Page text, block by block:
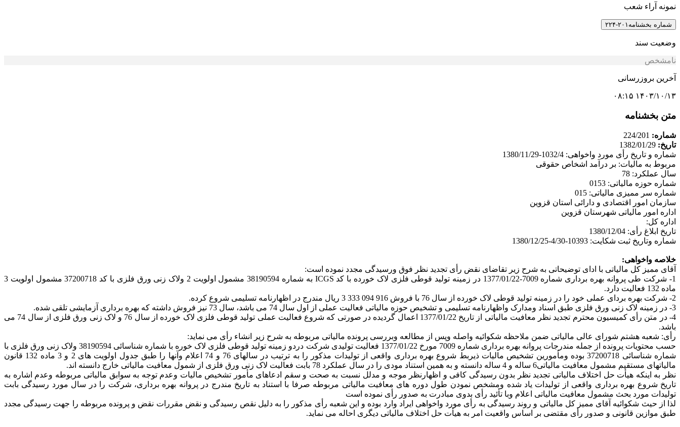
نمونه آراء شعب
شماره بخشنامه ۲۰۱-۲۲۴
وضعیت سند
نامشخص
آخرین بروزرسانی
۱۴۰۳/۱۰/۱۳ ۰۸:۱۵
متن بخشنامه
شماره: 224/201
تاریخ:
شماره و تاریخ رأی مورد واخواهی: 1032/4-1380/11/29
مربوط به مالیات: بر درآمد اشخاص حقوقی
سال عملکرد: 78
شماره حوزه مالیاتی: 0153
شماره سر ممیزی مالیاتی: 015
سازمان امور اقتصادی و دارائی استان قزوین
اداره امور مالیاتی شهرستان قزوین
اداره کل:
تاریخ ابلاغ رأی: 1380/12/04
شماره وتاریخ ثبت شکایت: 10393-4/30-1380/12/25
خلاصه واخواهی:
آقای ممیز کل مالیاتی با ادای توضیحاتی به شرح زیر تقاضای نقض رأی تجدید نظر فوق ورسیدگی مجدد نموده است:
1- شرکت طی پروانه بهره برداری شماره 7009-1377/01/22 در زمینه تولید قوطی فلزی لاک خورده با کد ICGS به شماره 38190594 مشمول اولویت 2 ولاک زنی ورق فلزی با کد 37200718 مشمول اولویت 3
ماده 132 فعالیت دارد.
2- شرکت بهره بردای عملی خود را در زمینه تولید قوطی لاک خورده از سال 76 با فروش 916 094 333 3 ریال مندرج در اظهارنامه تسلیمی شروع کرده.
3- در زمینه لاک زنی ورق فلزی طبق اسناد ومدارک واظهارنامه تسلیمی و تشخیص حوزه مالیاتی فعالیت عملی از اول سال 74 می باشد، سال 73 نیز فروش داشته که بهره برداری آزمایشی تلقی شده.
4- در متن رأی کمیسیون محترم تجدید نظر معافیت مالیاتی از تاریخ 1377/01/22 اعمال گردیده در صورتی که شروع فعالیت عملی تولید قوطی فلزی لاک خورده از سال 76 و لاک زنی ورق فلزی از سال 74 می
باشد.
رأی: شعبه هشتم شورای عالی مالیاتی ضمن ملاحظه شکوائیه واصله وپس از مطالعه وبررسی پرونده مالیاتی مربوطه به شرح زیر انشاء رأی می نماید:
حسب محتویات پرونده از جمله مندرجات پروانه بهره برداری شماره 7009 مورخ 1377/01/22 فعالیت تولیدی شرکت دردو زمینه تولید قوطی فلزی لاک خوره با شماره شناسائی 38190594 ولاک زنی ورق فلزی با
شماره شناسائی 37200718 بوده ومأمورین تشخیص مالیات ذیربط شروع بهره برداری واقعی از تولیدات مذکور را به ترتیب در سالهای 76 و 74 اعلام وآنها را طبق جدول اولویت های 2 و 3 ماده 132 قانون
مالیاتهای مستقیم مشمول معافیت مالیاتی6 ساله و 4 ساله دانسته و به همین استناد مودی را در سال عملکرد 78 بابت فعالیت لاک زنی ورق فلزی از شمول معافیت مالیاتی خارج دانسته اند.
نظر به اینکه هیأت حل اختلاف مالیاتی تجدید نظر بدون رسیدگی کافی و اظهارنظر موجه و مدلل نسبت به صحت و سقم ادعاهای مأمور تشخیص مالیات وعدم توجه به سوابق مالیاتی مربوطه وعدم اشاره به
تاریخ شروع بهره برداری واقعی از تولیدات یاد شده ومشخص نمودن طول دوره های معافیت مالیاتی مربوطه صرفا با استناد به تاریخ مندرج در پروانه بهره برداری، شرکت را در سال مورد رسیدگی بابت
تولیدات مورد بحث مشمول معافیت مالیاتی اعلام وبا تأئید رأی بدوی مبادرت به صدور رأی نموده است
لذا از حیث شکوائیه آقای ممیز کل مالیاتی و روند رسیدگی به رأی مورد واخواهی ایراد وارد بوده و این شعبه رأی مذکور را به دلیل نقص رسیدگی و نقض مقررات نقض و پرونده مربوطه را جهت رسیدگی مجدد
طبق موازین قانونی و صدور رأی مقتضی بر اساس واقعیت امر به هیأت حل اختلاف مالیاتی دیگری احاله می نماید.